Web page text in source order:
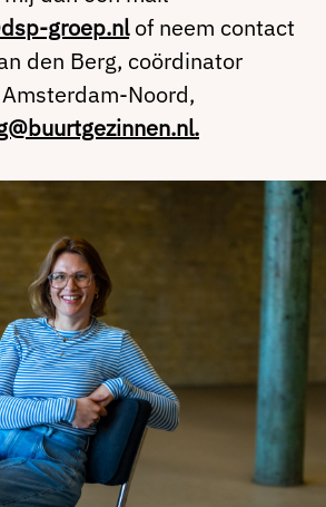
groep.nlof neem contact
den Berg, coördinator
Noord,